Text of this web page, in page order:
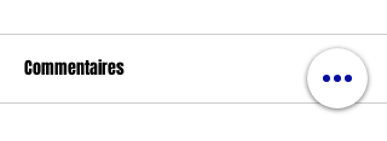
Commentaires